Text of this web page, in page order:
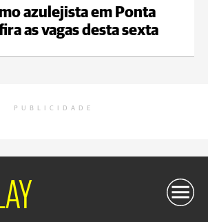
azulejista em Ponta
as vagas desta sexta
PUBLICIDADE